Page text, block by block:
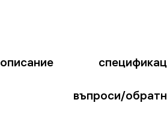
описание
въпроси/